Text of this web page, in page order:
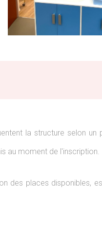
la structure selon
au moment de l'inscription.
des places disponibles,